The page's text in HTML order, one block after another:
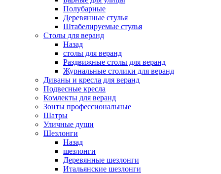
Полубарные
Деревянные стулья
Штабелируемые стулья
Столы для веранд
Назад
столы для веранд
Раздвижные столы для веранд
Журнальные столики для веранд
Диваны и кресла для веранд
Подвесные кресла
Комлекты для веранд
Зонты профессиональные
Шатры
Уличные души
Шезлонги
Назад
шезлонги
Деревянные шезлонги
Итальянские шезлонги